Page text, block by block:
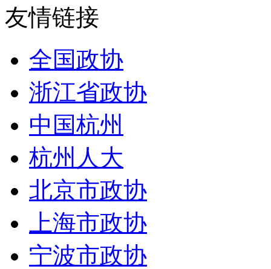
友情链接
全国政协
浙江省政协
中国杭州
杭州人大
北京市政协
上海市政协
宁波市政协